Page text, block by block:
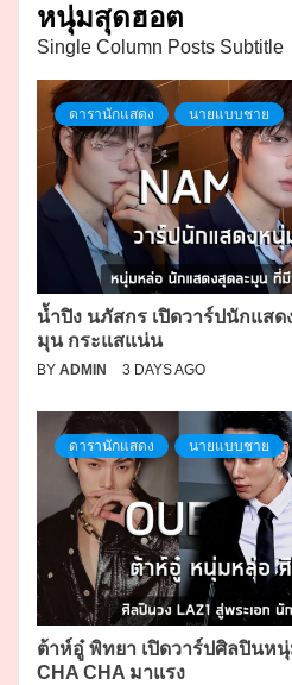
หนุ่มสุดฮอต
Single Column Posts Subtitle
ดารานักแสดง นายแบบชาย
น้ำปิง นภัสกร เปิดวาร์ปนักแส
มุน กระแสแน่น
BY ADMIN 3 DAYS AGO
ดารานักแสดง นายแบบชาย
ต้าห์อู๋ พิทยา เปิดวาร์ปศิลปินห
CHA CHA มาแรง